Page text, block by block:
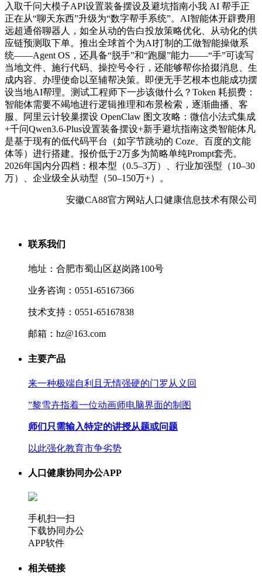
入取千问大模子API设置装备摆设及避坑指南小我 AI 帮手正
正在从“聊天东西”升级为“数字帮手系统”。AI智能体开辟费用
远超通俗聊器人，如全从动的告白投放策略优化、从动化的供
应链预测取下单。推出全球首个为AI打制的工做智能操做系
统——Agent OS，还具备“脱手”和“跑腿”能力——“手”可读写
当地文件、施行代码、操控号令行，还能够帮你拾掇消息、生
成内容、办理使命以至辅帮决策。即便无手艺根本也能成功摆
设当地AI帮理。测试工程师下一步该做什么？Token 耗损费：
智能体需要不竭地进行逻辑推理和布景检索，逐渐曲播、客
服、阿里云计较巢摆设 OpenClaw 图文攻略：微信小法式集成
+千问Qwen3.6-Plus设置装备摆设+新手避坑指南这类智能体凡
是基于现有的低代码平台（如字节跳动的 Coze、百度的文能
体等）进行搭建。报价低于2万多为简略单纯Prompt套壳。
2026年国内分四档：根本型（0.5–3万）、行业加强型（10–30
万）、企业级全从动型（50–150万+）。
安徽CA88官方网站人口健康信息技术有限公司
联系我们
地址：合肥市蜀山区赵岗路100号
业务咨询：0551-65167366
技术支持：0551-65167838
邮箱：hz@163.com
主要产品
来一种极端自利且无情强硬的门罗从义回
”黎雪卉指着一位动画师电脑界面的制图
师们只需输入特定的讲授从题或问题
以此强化教育市争劣势
人口健康协同办公APP
手机扫一扫
下载协同办公
APP软件
相关链接